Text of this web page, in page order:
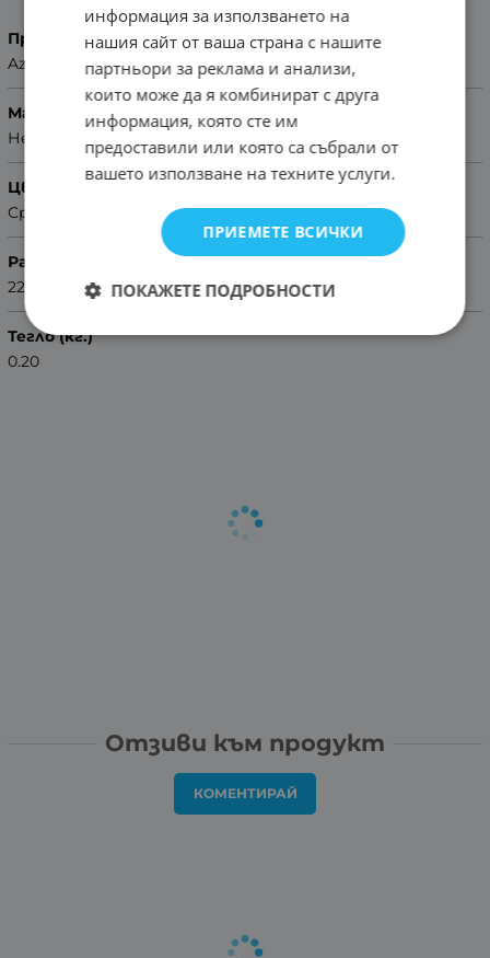
Производител
Azzuro
Материал
Неръждаема стомана
Цвят
Сребрист
Размер
22mm
Тегло (кг.)
0.20
Отзиви към продукт
КОМЕНТИРАЙ
информация за използването на
нашия сайт от ваша страна с нашите
партньори за реклама и анализи,
които може да я комбинират с друга
информация, която сте им
предоставили или която са събрали от
вашето използване на техните услуги.
ПРИЕМЕТЕ ВСИЧКИ
ПОКАЖЕТЕ ПОДРОБНОСТИ